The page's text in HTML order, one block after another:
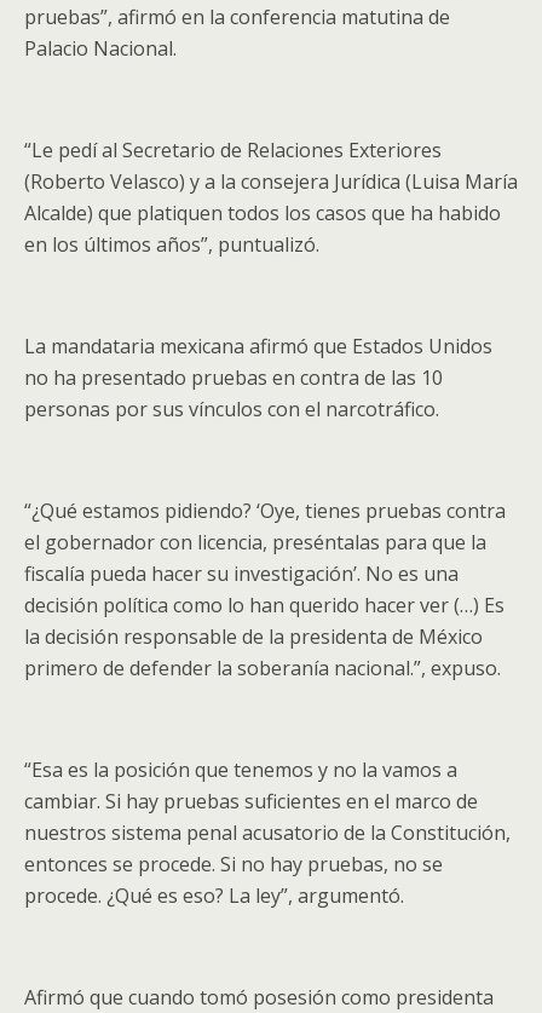
pruebas”, afirmó en la conferencia matutina de
Palacio Nacional.
“Le pedí al Secretario de Relaciones Exteriores
(Roberto Velasco) y a la consejera Jurídica (Luisa María
Alcalde) que platiquen todos los casos que ha habido
en los últimos años”, puntualizó.
La mandataria mexicana afirmó que Estados Unidos
no ha presentado pruebas en contra de las 10
personas por sus vínculos con el narcotráfico.
“¿Qué estamos pidiendo? ‘Oye, tienes pruebas contra
el gobernador con licencia, preséntalas para que la
fiscalía pueda hacer su investigación’. No es una
decisión política como lo han querido hacer ver (…) Es
la decisión responsable de la presidenta de México
primero de defender la soberanía nacional.”, expuso.
“Esa es la posición que tenemos y no la vamos a
cambiar. Si hay pruebas suficientes en el marco de
nuestros sistema penal acusatorio de la Constitución,
entonces se procede. Si no hay pruebas, no se
procede. ¿Qué es eso? La ley”, argumentó.
Afirmó que cuando tomó posesión como presidenta